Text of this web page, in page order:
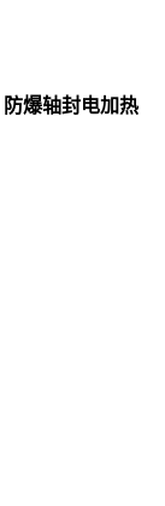
防爆轴封电加热